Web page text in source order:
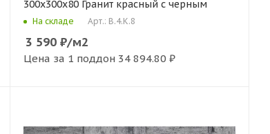
300х300х80 Гранит красный с черным
На складе Арт.: В.4.К.8
3 590₽/м2
Цена за 1 поддон 34 894.80 ₽